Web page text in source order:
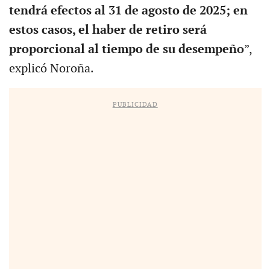
tendrá efectos al 31 de agosto de 2025; en
estos casos, el haber de retiro será
proporcional al tiempo de su desempeño”,
explicó Noroña.
PUBLICIDAD